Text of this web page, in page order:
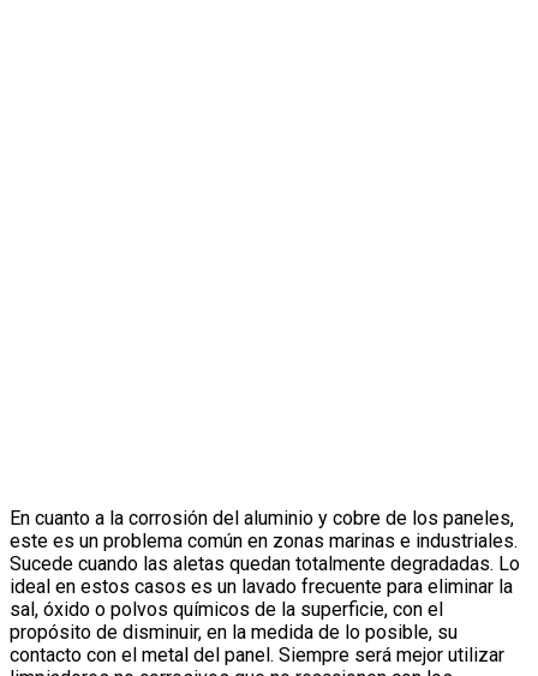
En cuanto a la corrosión del aluminio y cobre de los paneles,
este es un problema común en zonas marinas e industriales.
Sucede cuando las aletas quedan totalmente degradadas. Lo
ideal en estos casos es un lavado frecuente para eliminar la
sal, óxido o polvos químicos de la superficie, con el
propósito de disminuir, en la medida de lo posible, su
contacto con el metal del panel. Siempre será mejor utilizar